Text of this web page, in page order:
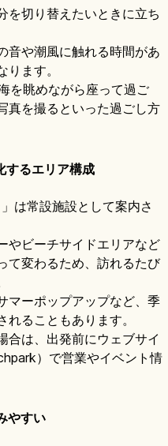
を切り替えたいときに立ち
音や潮風に触れる時間があ
ます。
を眺めながら座って過ご
真を撮るといった過ごし方
するエリア構成
は常設施設として案内さ
やビーチサイドエリアなど
て変わるため、訪れるたび
マーポップアップなど、季
ることもあります。
合は、出発前にウェブサイ
）で営業やイベント情
やすい